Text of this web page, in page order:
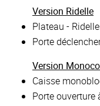
Version Ridelle
Plateau -
Porte
Version
Caisse
Porte